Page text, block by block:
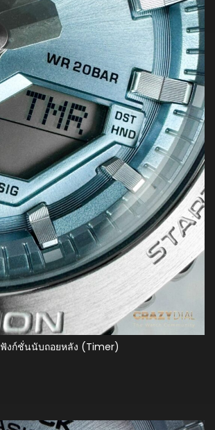
ฟังก์ชั่นนับถอยหลัง (Timer)